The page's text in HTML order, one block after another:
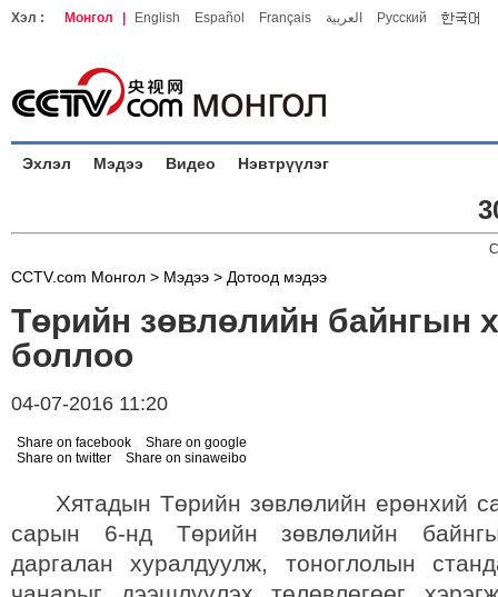
Хэл : Монгол English Español Français العربية Русский
Эхлэл Мэдээ Видео Нэвтрүүлэг
CCTV.com Монгол > Мэдээ > Дотоод мэдээ
Төрийн зөвлөлийн байнгын
боллоо
04-07-2016 11:20
Share on facebook
Share on google
Share on twitter
Share on sinaweibo
Хятадын Төрийн зөвлөлийн ерөнхий
сарын 6-нд Төрийн зөвлөлийн
даргалан хуралдуулж, тоноглолын